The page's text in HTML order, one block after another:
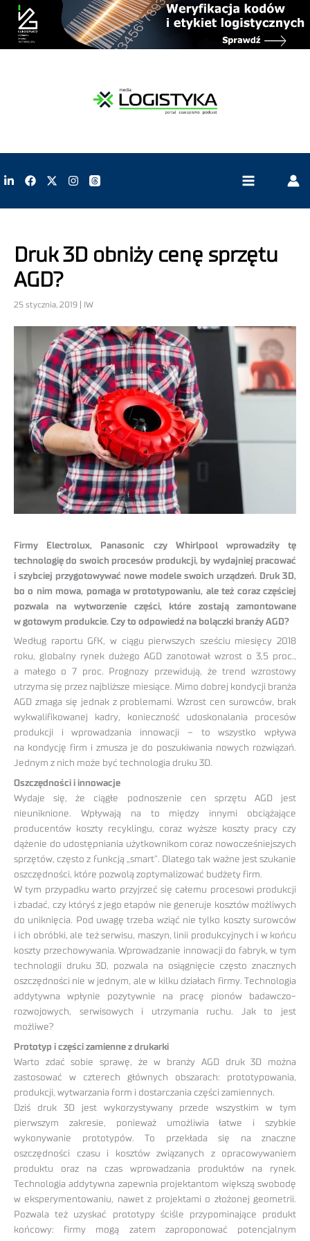
Druk 3D obniży cenę sprzętu
AGD?
25 stycznia, 2019 | IW
Firmy Electrolux, Panasonic czy Whirlpool wprowadziły tę
technologię do swoich procesów produkcji, by wydajniej pracować
i szybciej przygotowywać nowe modele swoich urządzeń. Druk 3D,
bo o nim mowa, pomaga w prototypowaniu, ale też coraz częściej
pozwala na wytworzenie części, które zostają zamontowane
w gotowym produkcie. Czy to odpowiedź na bolączki branży AGD?
Według raportu GfK, w ciągu pierwszych sześciu miesięcy 2018
roku, globalny rynek dużego AGD zanotował wzrost o 3,5 proc.,
a małego o 7 proc. Prognozy przewidują, że trend wzrostowy
utrzyma się przez najbliższe miesiące. Mimo dobrej kondycji branża
AGD zmaga się jednak z problemami. Wzrost cen surowców, brak
wykwalifikowanej kadry, konieczność udoskonalania procesów
produkcji i wprowadzania innowacji – to wszystko wpływa
na kondycję firm i zmusza je do poszukiwania nowych rozwiązań.
Jednym z nich może być technologia druku 3D.
Oszczędności i innowacje
Wydaje się, że ciągłe podnoszenie cen sprzętu AGD jest
nieuniknione. Wpływają na to między innymi obciążające
producentów koszty recyklingu, coraz wyższe koszty pracy czy
dążenie do udostępniania użytkownikom coraz nowocześniejszych
sprzętów, często z funkcją „smart”. Dlatego tak ważne jest szukanie
oszczędności, które pozwolą zoptymalizować budżety firm.
W tym przypadku warto przyjrzeć się całemu procesowi produkcji
i zbadać, czy któryś z jego etapów nie generuje kosztów możliwych
do uniknięcia. Pod uwagę trzeba wziąć nie tylko koszty surowców
i ich obróbki, ale też serwisu, maszyn, linii produkcyjnych i w końcu
koszty przechowywania. Wprowadzanie innowacji do fabryk, w tym
technologii druku 3D, pozwala na osiągnięcie często znacznych
oszczędności nie w jednym, ale w kilku działach firmy. Technologia
addytywna wpłynie pozytywnie na pracę pionów badawczo-
rozwojowych, serwisowych i utrzymania ruchu. Jak to jest
możliwe?
Prototyp i części zamienne z drukarki
Warto zdać sobie sprawę, że w branży AGD druk 3D można
zastosować w czterech głównych obszarach: prototypowania,
produkcji, wytwarzania form i dostarczania części zamiennych.
Dziś druk 3D jest wykorzystywany przede wszystkim w tym
pierwszym zakresie, ponieważ umożliwia łatwe i szybkie
wykonywanie prototypów. To przekłada się na znaczne
oszczędności czasu i kosztów związanych z opracowywaniem
produktu oraz na czas wprowadzania produktów na rynek.
Technologia addytywna zapewnia projektantom większą swobodę
w eksperymentowaniu, nawet z projektami o złożonej geometrii.
Pozwala też uzyskać prototypy ściśle przypominające produkt
końcowy: firmy mogą zatem zaproponować potencjalnym